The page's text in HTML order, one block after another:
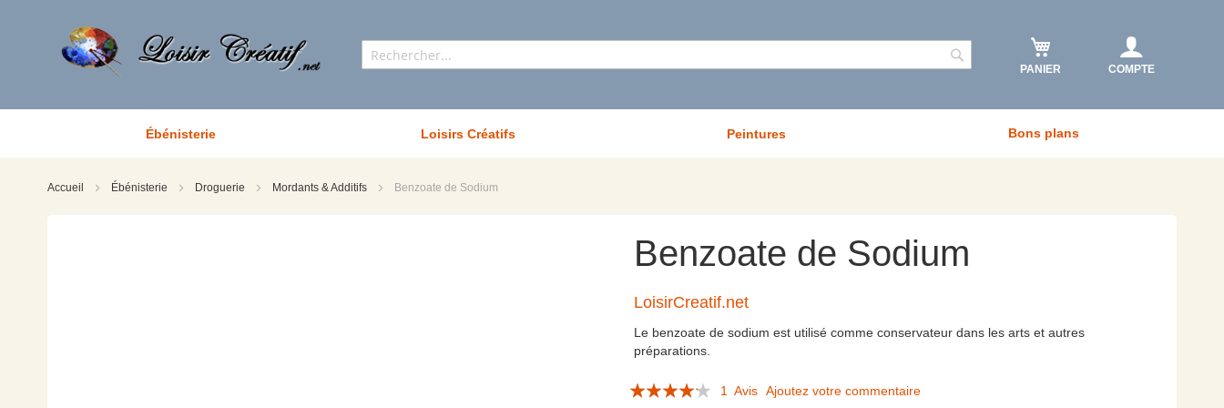
RechercherPANIER COMPTE
Ébénisterie Loisirs Créatifs Peintures Bons plans
Accueil Ébénisterie Droguerie Mordants & Additifs Benzoate de Sodium
Benzoate de Sodium
LoisirCreatif.net
Le benzoate de sodium est utilisé comme conservateur dans les arts et autres
préparations.
Évaluation:
1 Avis Ajoutez votre commentaire